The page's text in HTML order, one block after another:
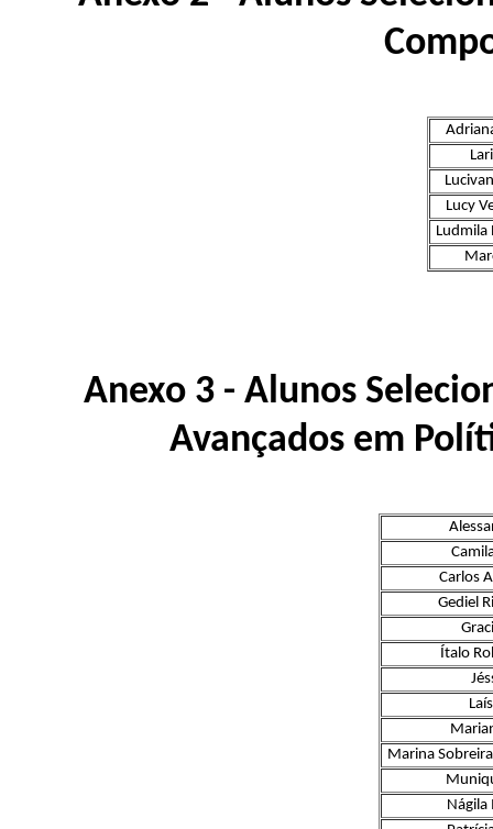
Lucy
Ludmila
Anexo 3 - Alunos
Avançados em
Carlos
Gediel
Ítalo
Marina
Nágila